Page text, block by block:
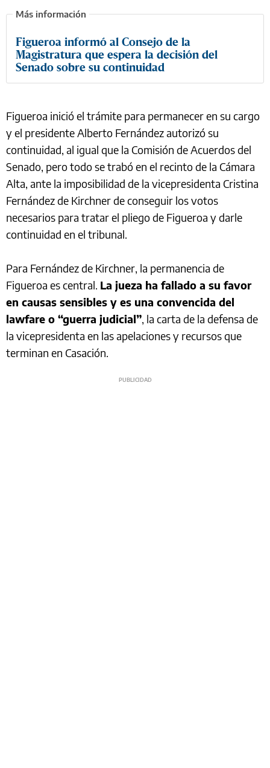
Figueroa informó al Consejo de la
Magistratura que espera la decisión del
Senado sobre su continuidad
Figueroa inició el trámite para permanecer en su cargo
y el presidente Alberto Fernández autorizó su
continuidad, al igual que la Comisión de Acuerdos del
Senado, pero todo se trabó en el recinto de la Cámara
Alta, ante la imposibilidad de la vicepresidenta Cristina
Fernández de Kirchner de conseguir los votos
necesarios para tratar el pliego de Figueroa y darle
continuidad en el tribunal.
Para Fernández de Kirchner, la permanencia de
Figueroa es central. La jueza ha fallado a su favor
en causas sensibles y es una convencida del
lawfare o “guerra judicial”, la carta de la defensa de
la vicepresidenta en las apelaciones y recursos que
terminan en Casación.